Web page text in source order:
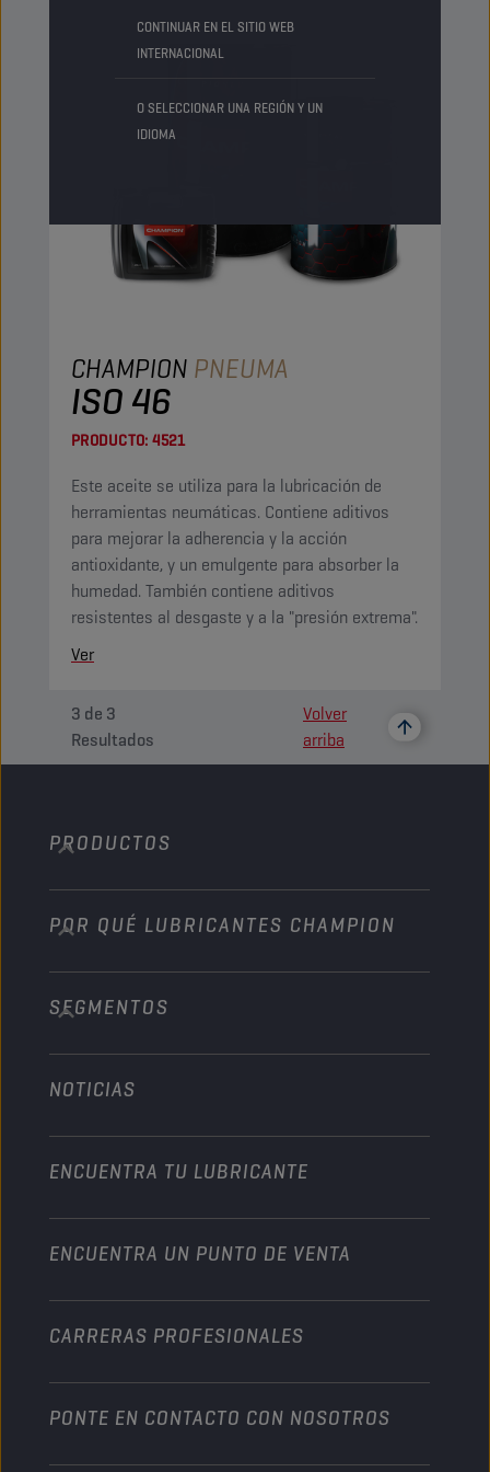
CONTINUAR EN EL SITIO WEB
INTERNACIONAL
O SELECCIONAR UNA REGIÓN Y UN
IDIOMA
CHAMPION PNEUMA
ISO 46
PRODUCTO: 4521
Este aceite se utiliza para la lubricación de
herramientas neumáticas. Contiene aditivos
para mejorar la adherencia y la acción
antioxidante, y un emulgente para absorber la
humedad. También contiene aditivos
resistentes al desgaste y a la "presión extrema".
Ver
3 de 3
Resultados
Volver
arriba
PRODUCTOS
Automóvil
Camiones y autobuses
Vehículo pesado
Motocicleta y vehículo todoterreno
Industria
Naútica
POR QUÉ LUBRICANTES CHAMPION
Acerca de nosotros
Technology
Colaboraciones en deportes de motor
SEGMENTOS
Automóvil
Motocicleta
Servicio pesado
NOTICIAS
ENCUENTRA TU LUBRICANTE
ENCUENTRA UN PUNTO DE VENTA
CARRERAS PROFESIONALES
PONTE EN CONTACTO CON NOSOTROS